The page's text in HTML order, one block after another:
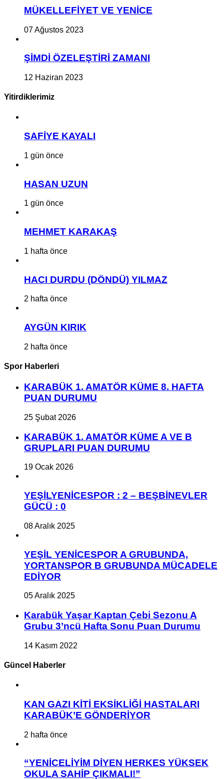
MÜKELLEFİYET VE YENİCE
07 Ağustos 2023
ŞİMDİ ÖZELEŞTİRİ ZAMANI
12 Haziran 2023
Yitirdiklerimiz
SAFİYE KAYALI
1 gün önce
HASAN UZUN
1 gün önce
MEHMET KARAKAŞ
1 hafta önce
HACI DURDU (DÖNDÜ) YILMAZ
2 hafta önce
AYGÜN KIRIK
2 hafta önce
Spor Haberleri
KARABÜK 1. AMATÖR KÜME 8. HAFTA
PUAN DURUMU
25 Şubat 2026
KARABÜK 1. AMATÖR KÜME A VE B
GRUPLARI PUAN DURUMU
19 Ocak 2026
YEŞİLYENİCESPOR : 2 – BEŞBİNEVLER
GÜCÜ : 0
08 Aralık 2025
YEŞİL YENİCESPOR A GRUBUNDA,
YORTANSPOR B GRUBUNDA MÜCADELE
EDİYOR
05 Aralık 2025
Karabük Yaşar Kaptan Çebi Sezonu A
Grubu 3’ncü Hafta Sonu Puan Durumu
14 Kasım 2022
Güncel Haberler
KAN GAZI KİTİ EKSİKLİĞİ HASTALARI
KARABÜK’E GÖNDERİYOR
2 hafta önce
“YENİCELİYİM DİYEN HERKES YÜKSEK
OKULA SAHİP ÇIKMALI!”